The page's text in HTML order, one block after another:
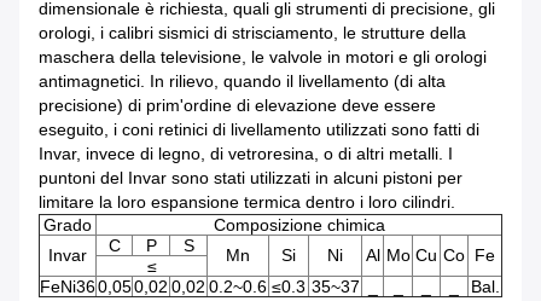
dimensionale è richiesta, quali gli strumenti di precisione, gli
orologi, i calibri sismici di strisciamento, le strutture della
maschera della televisione, le valvole in motori e gli orologi
antimagnetici. In rilievo, quando il livellamento (di alta
precisione) di prim'ordine di elevazione deve essere
eseguito, i coni retinici di livellamento utilizzati sono fatti di
Invar, invece di legno, di vetroresina, o di altri metalli. I
puntoni del Invar sono stati utilizzati in alcuni pistoni per
limitare la loro espansione termica dentro i loro cilindri.
Grado
Composizione chimica
Invar
C P S Mn Si Ni Al Mo Cu Co Fe
≤
FeNi360,050,02 0,02 0.2~0.6 ≤0.3 35~37
Bal.